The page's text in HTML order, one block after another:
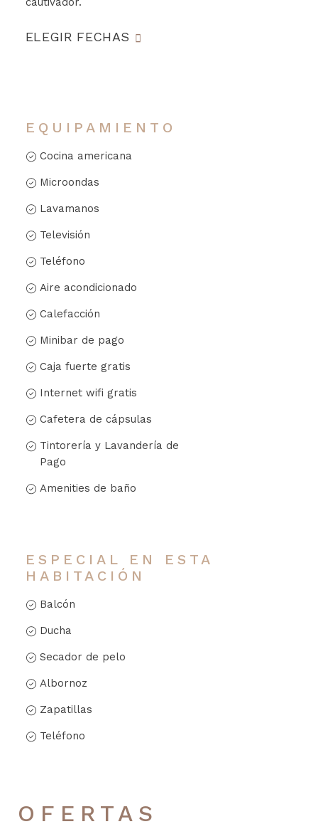
ELEGIR FECHAS
EQUIPAMIENTO
Cocina americana
Microondas
Lavamanos
Televisión
Teléfono
Aire acondicionado
Calefacción
Minibar de pago
Caja fuerte gratis
Internet wifi gratis
Cafetera de cápsulas
Tintorería y Lavandería de
Pago
Amenities de baño
ESPECIAL EN ESTA
HABITACIÓN
Balcón
Ducha
Secador de pelo
Albornoz
Zapatillas
Teléfono
OFERTAS